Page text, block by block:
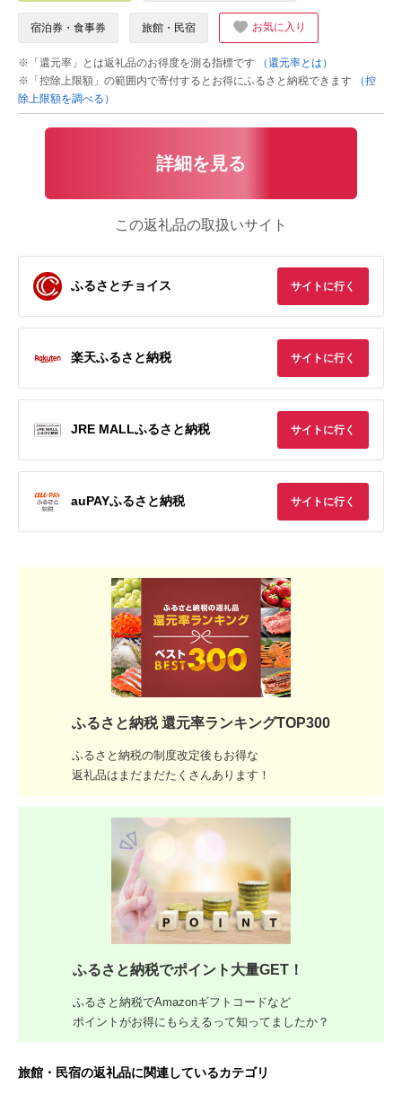
宿泊券・食事券 旅館・民宿 お気に入り
※「還元率」とは返礼品のお得度を測る指標です
（還元率とは）
※「控除上限額」の範囲内で寄付するとお得にふるさと納税できます
（控
除上限額を調べる）
詳細を見る
この返礼品の取扱いサイト
ふるさとチョイス サイトに行く
楽天ふるさと納税 サイトに行く
JRE MALLふるさと納税 サイトに行く
auPAYふるさと納税 サイトに行く
ふるさと納税 還元率ランキングTOP300
ふるさと納税の制度改定後もお得な
返礼品はまだまだたくさんあります！
ふるさと納税でポイント大量GET！
ふるさと納税でAmazonギフトコードなど
ポイントがお得にもらえるって知ってましたか？
旅館・民宿の返礼品に関連しているカテゴリ